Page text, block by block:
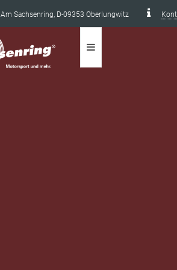
Am Sachsenring, D-09353 Oberlungwitz